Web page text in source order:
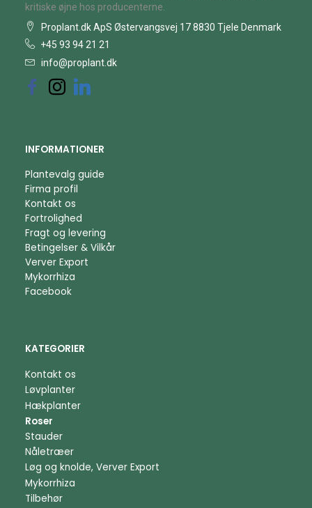
kritiske øjne hos producenterne.
Proplant.dk ApS Østervangsvej 17 8830 Tjele Denmark
+45 93 94 21 21
info@proplant.dk
INFORMATIONER
Plantevalg guide
Firma profil
Kontakt os
Fortrolighed
Fragt og levering
Betingelser & Vilkår
Verver Export
Mykorrhiza
Facebook
KATEGORIER
Kontakt os
Løvplanter
Hækplanter
Roser
Stauder
Nåletræer
Løg og knolde, Verver Export
Mykorrhiza
Tilbehør